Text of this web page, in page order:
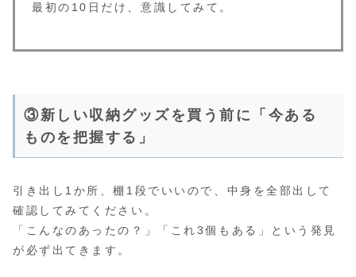
最初の10日だけ、意識してみて。
③新しい収納グッズを買う前に「今ある
ものを把握する」
引き出し1か所、棚1段でいいので、中身を全部出して
確認してみてください。
「こんなのあったの？」「これ3個もある」という発見
が必ず出てきます。